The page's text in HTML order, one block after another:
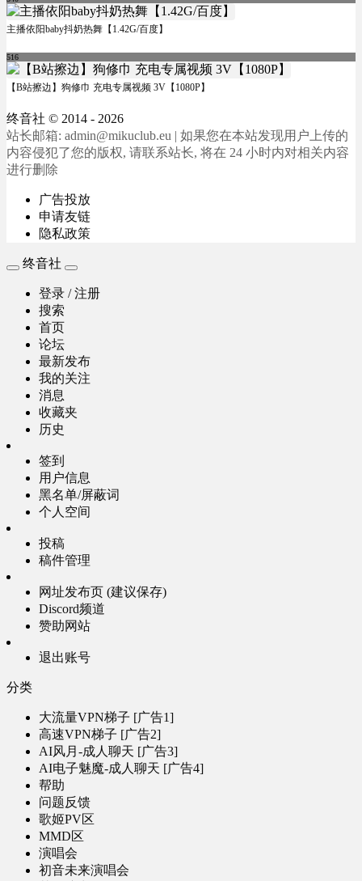
主播依阳baby抖奶热舞【1.42G/百度】
516
【B站擦边】狗修巾 充电专属视频 3V【1080P】
终音社 © 2014 - 2026
站长邮箱: admin@mikuclub.eu | 如果您在本站发现用户上传的
内容侵犯了您的版权, 请联系站长, 将在 24 小时内对相关内容
进行删除
广告投放
申请友链
隐私政策
终音社
登录 / 注册
搜索
首页
论坛
最新发布
我的关注
消息
收藏夹
历史
签到
用户信息
黑名单/屏蔽词
个人空间
投稿
稿件管理
网址发布页 (建议保存)
Discord频道
赞助网站
退出账号
分类
大流量VPN梯子 [广告1]
高速VPN梯子 [广告2]
AI风月-成人聊天 [广告3]
AI电子魅魔-成人聊天 [广告4]
帮助
问题反馈
歌姬PV区
MMD区
演唱会
初音未来演唱会